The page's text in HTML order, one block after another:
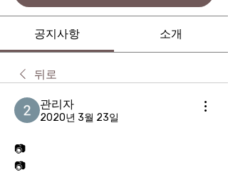
공지사항 소개
뒤로
관리자
2020년 3월 23일
📷
📷